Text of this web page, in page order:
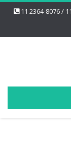
11 2364-8076 /